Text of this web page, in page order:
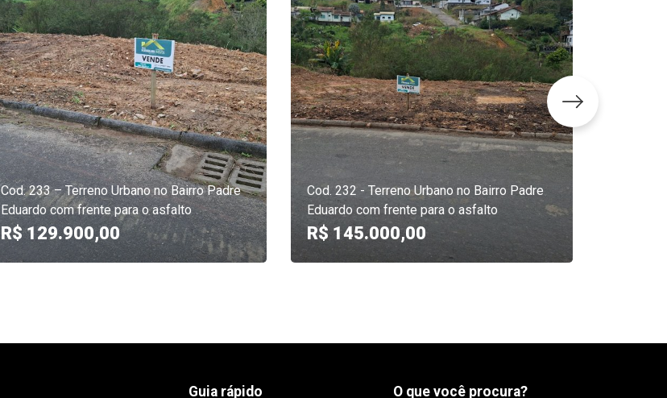
Cod. 233 – Terreno Urbano no Bairro Padre
Eduardo com frente para o asfalto
R$ 129.900,00
Cod. 232 - Terreno Urbano no Bairro Padre
Eduardo com frente para o asfalto
R$ 145.000,00
Guia rápido O que você procura?